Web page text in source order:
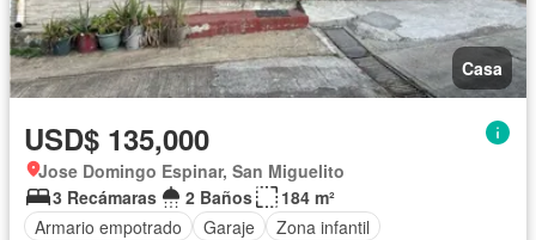
Casa
USD$ 135,000
Jose Domingo Espinar, San Miguelito
3 Recámaras
2 Baños
184 m²
Armario empotrado
Garaje
Zona infantil